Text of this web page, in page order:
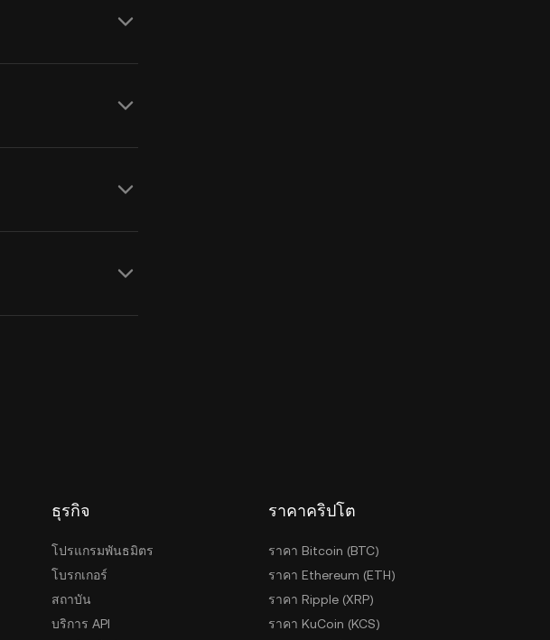
อุปทานรวมถึง
ธุรกิจ
โปรแกรมพันธมิตร
โบรกเกอร์
สถาบัน
บริการ API
ราคาคริปโต
ราคา Bitcoin (BTC)
ราคา Ethereum (ETH)
ราคา Ripple (XRP)
ราคา KuCoin (KCS)